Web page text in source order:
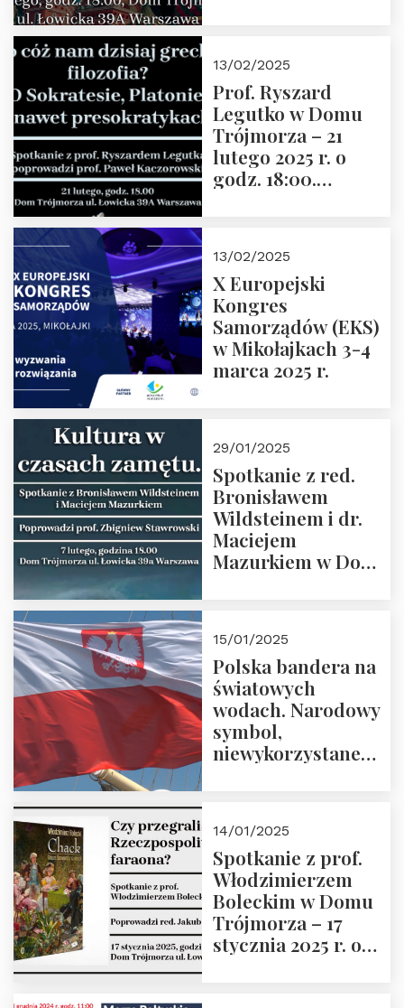
13/02/2025
Prof. Ryszard
Legutko w Domu
Trójmorza – 21
lutego 2025 r. o
godz. 18:00.
Zapraszamy
13/02/2025
X Europejski
Kongres
Samorządów (EKS)
w Mikołajkach 3-4
marca 2025 r.
29/01/2025
Spotkanie z red.
Bronisławem
Wildsteinem i dr.
Maciejem
Mazurkiem w Domu
Prowadzi prof.
Zbigniew
Stawrowski
15/01/2025
Polska bandera na
światowych
wodach. Narodowy
symbol,
niewykorzystane
14/01/2025
Spotkanie z prof.
Włodzimierzem
Boleckim w Domu
Trójmorza – 17
stycznia 2025 r. o